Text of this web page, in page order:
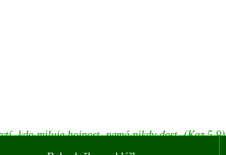
kdo miluje hojnost, nemá nikdy dost. (Kaz 5,9)